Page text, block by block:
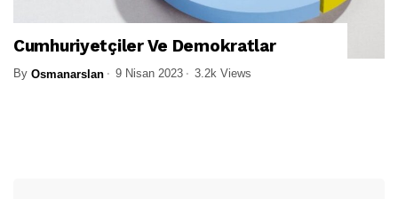
Cumhuriyetçiler Ve Demokratlar
By Osmanarslan 9 Nisan 2023 3.2k Views